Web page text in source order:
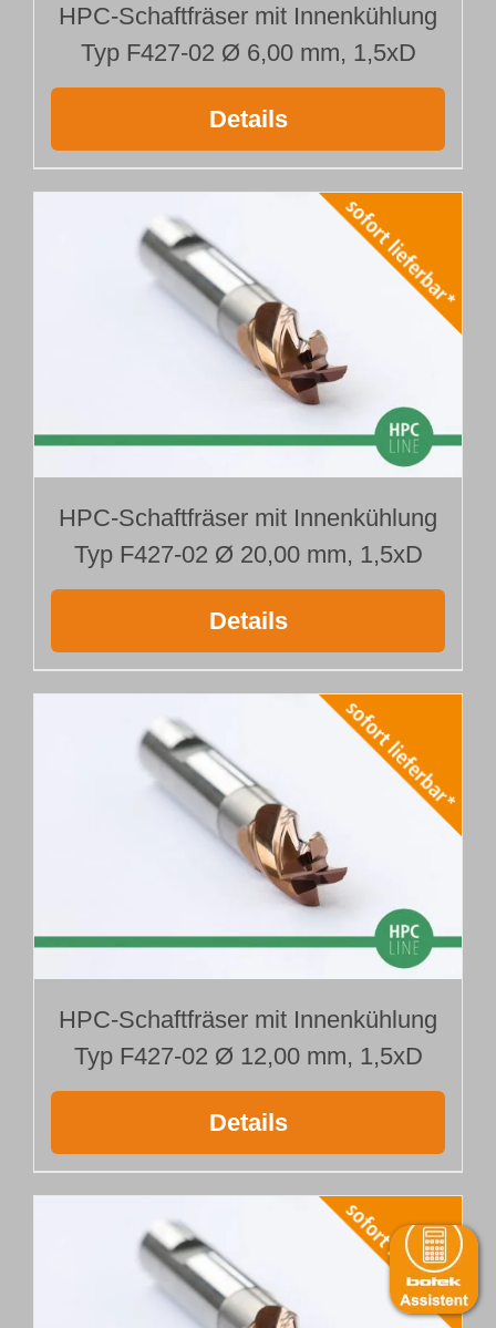
HPC-Schaftfräser mit Innenkühlung
Typ F427-02 Ø 6,00 mm, 1,5xD
Details
HPC-Schaftfräser mit Innenkühlung
Typ F427-02 Ø 20,00 mm, 1,5xD
Details
HPC-Schaftfräser mit Innenkühlung
Typ F427-02 Ø 12,00 mm, 1,5xD
Details